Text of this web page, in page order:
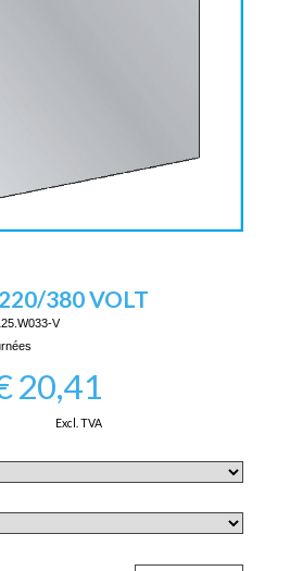
380 VOLT
V
20,41
Excl. TVA